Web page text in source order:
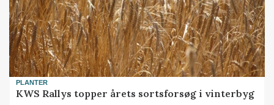
PLANTER
KWS Rallys topper årets sortsforsøg i vinterbyg